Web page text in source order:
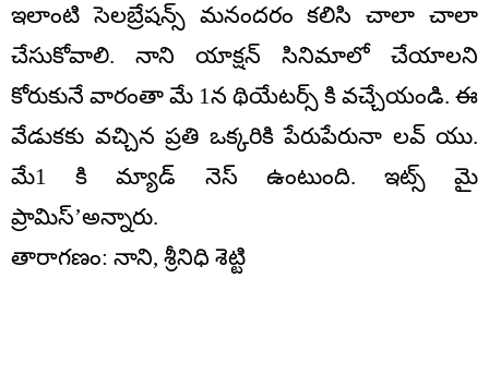
ఇలాంటి సెలబ్రేషన్స్ మనందరం కలిసి చాలా చాలా
చేసుకోవాలి. నాని యాక్షన్ సినిమాలో చేయాలని
కోరుకునే వారంతా మే 1న థియేటర్స్ కి వచ్చేయండి. ఈ
వేడుకకు వచ్చిన ప్రతి ఒక్కరికి పేరుపేరునా లవ్ యు.
మే1 కి మ్యాడ్ నెస్ ఉంటుంది. ఇట్స్ మై
ప్రామిస్’అన్నారు.
తారాగణం: నాని, శ్రీనిధి శెట్టి